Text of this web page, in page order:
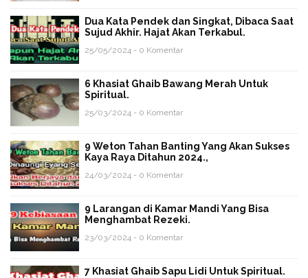
Dua Kata Pendek dan Singkat, Dibaca Saat
Sujud Akhir. Hajat Akan Terkabul.
25/05/2024 - 0 Komentar
6 Khasiat Ghaib Bawang Merah Untuk
Spiritual.
25/03/2024 - 0 Komentar
9 Weton Tahan Banting Yang Akan Sukses
Kaya Raya Ditahun 2024.,
24/03/2024 - 0 Komentar
9 Larangan di Kamar Mandi Yang Bisa
Menghambat Rezeki.
23/03/2024 - 0 Komentar
7 Khasiat Ghaib Sapu Lidi Untuk Spiritual.